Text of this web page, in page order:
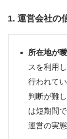
1. 運営会社の
所在地が
スを利用
行われて
判断が難
は短期間
運営の実